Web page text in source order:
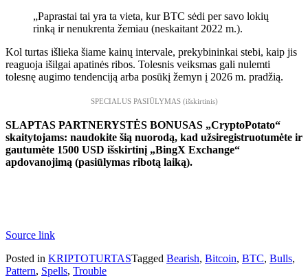
„Paprastai tai yra ta vieta, kur BTC sėdi per savo lokių
rinką ir nenukrenta žemiau (neskaitant 2022 m.).
Kol turtas išlieka šiame kainų intervale, prekybininkai stebi, kaip jis
reaguoja išilgai apatinės ribos. Tolesnis veiksmas gali nulemti
tolesnę augimo tendenciją arba posūkį žemyn į 2026 m. pradžią.
SPECIALUS PASIŪLYMAS (išskirtinis)
SLAPTAS PARTNERYSTĖS BONUSAS „CryptoPotato“
skaitytojams: naudokite šią nuorodą, kad užsiregistruotumėte ir
gautumėte 1500 USD išskirtinį „BingX Exchange“
apdovanojimą (pasiūlymas ribotą laiką).
Source link
Posted in KRIPTOTURTASTagged Bearish, Bitcoin, BTC, Bulls,
Pattern, Spells, Trouble